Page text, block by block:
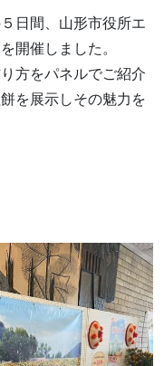
日間、山形市役所エ
開催しました。
方をパネルでご紹介
を展示しその魅力を